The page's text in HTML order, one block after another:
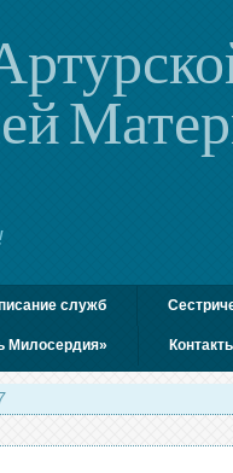
служб
Милосердия»